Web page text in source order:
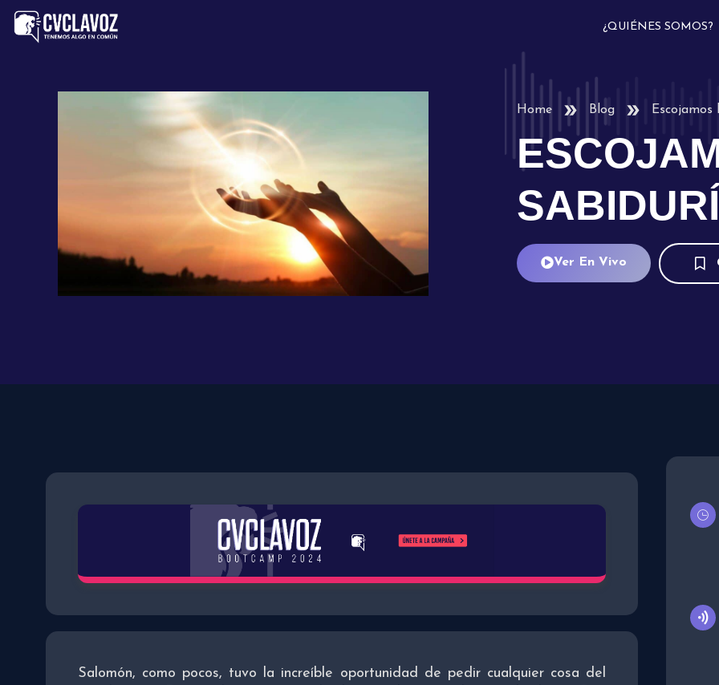
¿QUIÉNES SOMOS?
Home Blog Escojamos
Ver En Vivo
Salomón, como pocos, tuvo la increíble oportunidad de pedir cualquier cosa del